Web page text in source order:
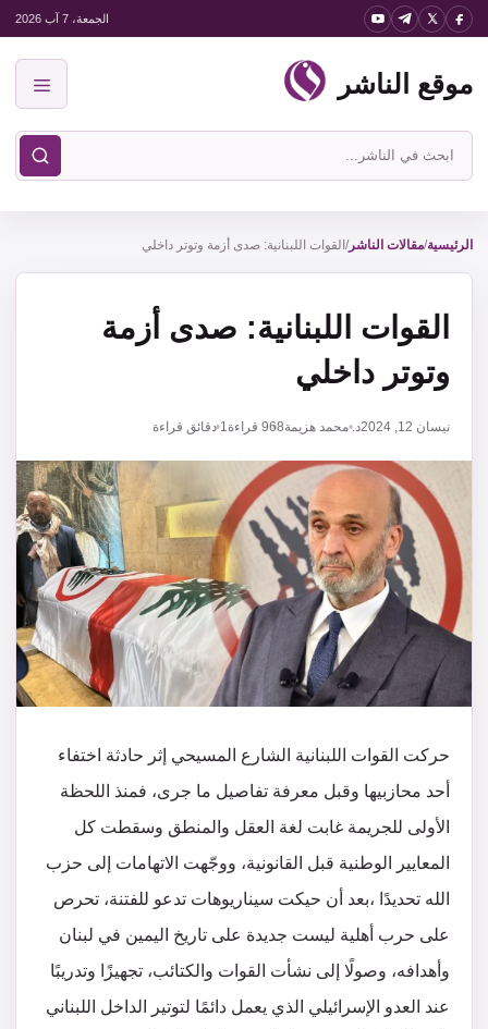
انتقل
المحتوى
الجمعة، 7 آب 2026
موقع الناشر
ابحث
في
الناشر
الرئيسية/مقالات الناشر/ القوات اللبنانية: صدى أزمة وتوتر داخلي
القوات اللبنانية: صدى أزمة
وتوتر داخلي
نيسان 12, 2024 د. محمد هزيمة968 قراءة1 دقائق قراءة
حركت القوات اللبنانية الشارع المسيحي إثر حادثة اختفاء
أحد محازبيها وقبل معرفة تفاصيل ما جرى، فمنذ اللحظة
الأولى للجريمة غابت لغة العقل والمنطق وسقطت كل
المعايير الوطنية قبل القانونية، ووجّهت الاتهامات إلى حزب
الله تحديدًا ،بعد أن حيكت سيناريوهات تدعو للفتنة، تحرص
على حرب أهلية ليست جديدة على تاريخ اليمين في لبنان
وأهدافه، وصولًا إلى نشأت القوات والكتائب، تجهيزًا وتدريبًا
عند العدو الإسرائيلي الذي يعمل دائمًا لتوتير الداخل اللبناني